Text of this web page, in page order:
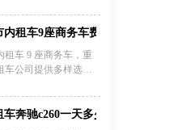
加支出，部分公司提
送服务但需注意主城
人座租车价格，长期
公司哪家比较好？
周租、月租、年租等
赁可享受折扣优惠。
免费提供一次接送机
内租车9座商务车费用
租车 9 座商务车，重
车公司提供多样选择
租约 1200 - 1500 元，
宽敞且座椅舒适，配
奔驰c260一天多少钱